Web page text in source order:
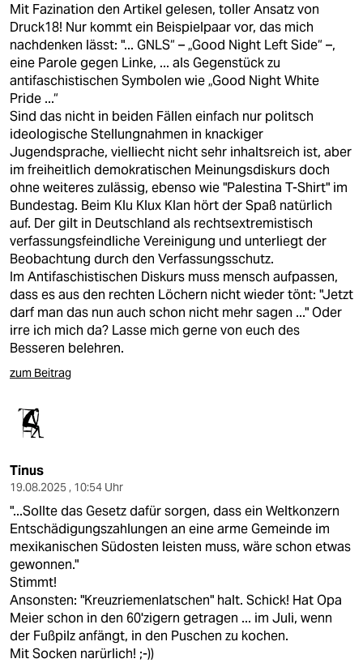
Mit Fazination den Artikel gelesen, toller Ansatz von
Druck18! Nur kommt ein Beispielpaar vor, das mich
nachdenken lässt: "... GNLS“ – „Good Night Left Side“ –,
eine Parole gegen Linke, ... als Gegenstück zu
antifaschistischen Symbolen wie „Good Night White
Pride ...“
Sind das nicht in beiden Fällen einfach nur politsch
ideologische Stellungnahmen in knackiger
Jugendsprache, vielliecht nicht sehr inhaltsreich ist, aber
im freiheitlich demokratischen Meinungsdiskurs doch
ohne weiteres zulässig, ebenso wie "Palestina T-Shirt" im
Bundestag. Beim Klu Klux Klan hört der Spaß natürlich
auf. Der gilt in Deutschland als rechtsextremistisch
verfassungsfeindliche Vereinigung und unterliegt der
Beobachtung durch den Verfassungsschutz.
Im Antifaschistischen Diskurs muss mensch aufpassen,
dass es aus den rechten Löchern nicht wieder tönt: "Jetzt
darf man das nun auch schon nicht mehr sagen ..." Oder
irre ich mich da? Lasse mich gerne von euch des
Besseren belehren.
zum Beitrag
Tinus
19.08.2025 , 10:54 Uhr
"...Sollte das Gesetz dafür sorgen, dass ein Weltkonzern
Entschädigungszahlungen an eine arme Gemeinde im
mexikanischen Südosten leisten muss, wäre schon etwas
gewonnen."
Stimmt!
Ansonsten: "Kreuzriemenlatschen" halt. Schick! Hat Opa
Meier schon in den 60'zigern getragen ... im Juli, wenn
der Fußpilz anfängt, in den Puschen zu kochen.
Mit Socken narürlich! ;-))